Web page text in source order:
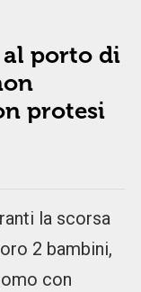
porto di
protesi
la scorsa
2 bambini,
con